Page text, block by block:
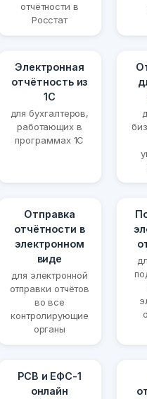
отчётности в
Росстат
Электронная
отчётность из
1С
для бухгалтеров,
работающих в
программах 1С
Отправка
отчётности в
электронном
виде
для электронной
отправки отчётов
во все
контролирующие
органы
РСВ и ЕФС-1
онлайн